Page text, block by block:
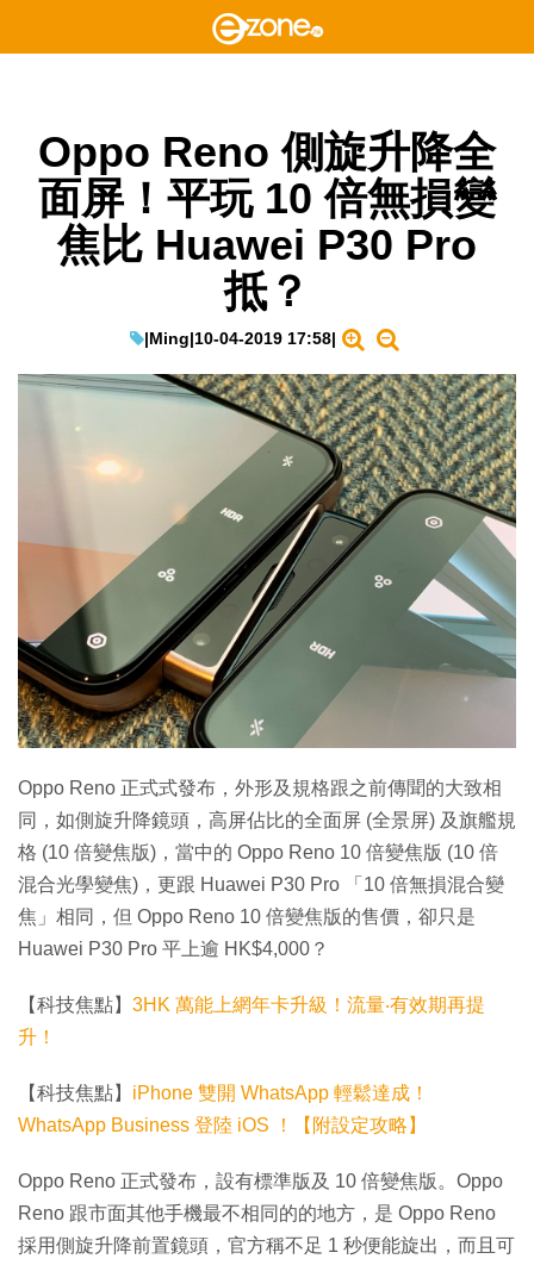
Oppo Reno 側旋升降全
面屏！平玩 10 倍無損變
焦比 Huawei P30 Pro
抵？
|Ming|10-04-2019 17:58|
Oppo Reno 正式式發布，外形及規格跟之前傳聞的大致相
同，如側旋升降鏡頭，高屏佔比的全面屏 (全景屏) 及旗艦規
格 (10 倍變焦版)，當中的 Oppo Reno 10 倍變焦版 (10 倍
混合光學變焦)，更跟 Huawei P30 Pro 「10 倍無損混合變
焦」相同，但 Oppo Reno 10 倍變焦版的售價，卻只是
Huawei P30 Pro 平上逾 HK$4,000？
【科技焦點】 3HK 萬能上網年卡升級！流量‧有效期再提
升！
【科技焦點】 iPhone 雙開 WhatsApp 輕鬆達成！
WhatsApp Business 登陸 iOS ！【附設定攻略】
Oppo Reno 正式發布，設有標準版及 10 倍變焦版。Oppo
Reno 跟市面其他手機最不相同的的地方，是 Oppo Reno
採用側旋升降前置鏡頭，官方稱不足 1 秒便能旋出，而且可